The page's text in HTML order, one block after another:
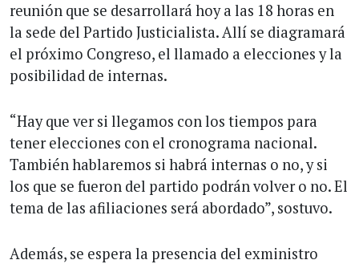
reunión que se desarrollará hoy a las 18 horas en
la sede del Partido Justicialista. Allí se diagramará
el próximo Congreso, el llamado a elecciones y la
posibilidad de internas.
“Hay que ver si llegamos con los tiempos para
tener elecciones con el cronograma nacional.
También hablaremos si habrá internas o no, y si
los que se fueron del partido podrán volver o no. El
tema de las afiliaciones será abordado”, sostuvo.
Además, se espera la presencia del exministro